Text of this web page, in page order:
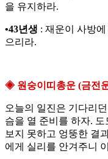
을 유지하라.
•43년생 : 재운이 사방
으리라.
◈ 원숭이띠총운 (금전
오늘의 일진은 기다리
슴을 열 준비를 하자.
보지 못하고 엉뚱한 결
에게 실리를 안겨주니